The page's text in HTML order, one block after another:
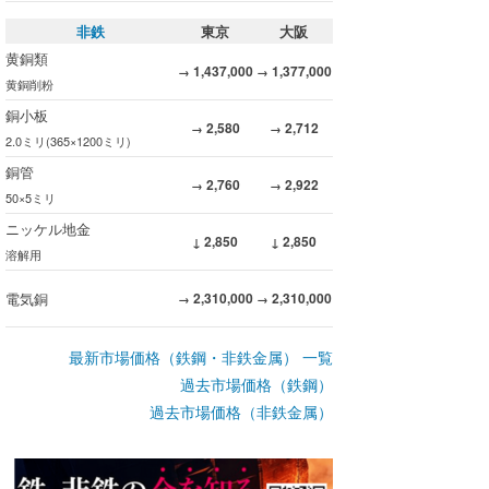
非鉄 東京
大阪
黄銅類
黄銅削粉
→ 1,437,000 → 1,377,000
銅小板
2.0ミリ(365×1200ミリ)
→ 2,580 → 2,712
銅管
50×5ミリ
→ 2,760 → 2,922
ニッケル地金
溶解用
↓ 2,850 ↓ 2,850
電気銅 → 2,310,000 → 2,310,000
最新市場価格（鉄鋼・非鉄金属） 一覧
過去市場価格（鉄鋼）
過去市場価格（非鉄金属）